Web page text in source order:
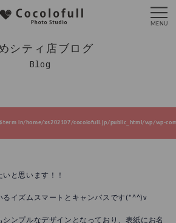
シティ店ブログ
Blog
in/home/xs202107/cocolofull.jp/public_html/wp/wp-
と思います！！
るイズムスマートとキャンバスです(*^^)v
シンプルなデザインとなっており、表紙にお名